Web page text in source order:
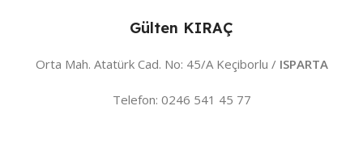
Gülten KIRAÇ
Orta Mah. Atatürk Cad. No: 45/A Keçiborlu / ISPARTA
Telefon: 0246 541 45 77